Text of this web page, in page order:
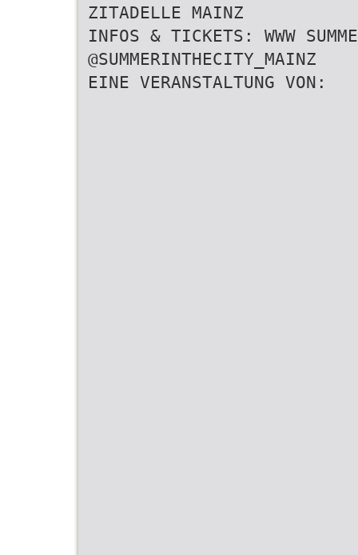
ZITADELLE MAINZ
INFOS & TICKETS: WWW
@SUMMERINTHECITY_MAINZ
EINE VERANSTALTUNG VON: